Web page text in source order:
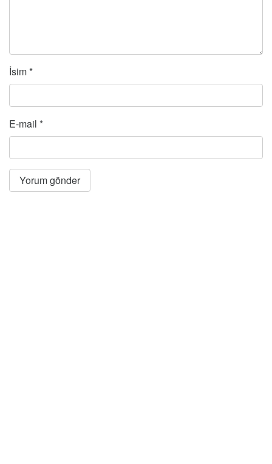
İsim*
E-mail *